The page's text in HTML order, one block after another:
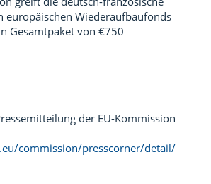
europäischen Wiederaufbaufonds
Gesamtpaket von €750
der EU-Kommission
commission/presscorner/detail/